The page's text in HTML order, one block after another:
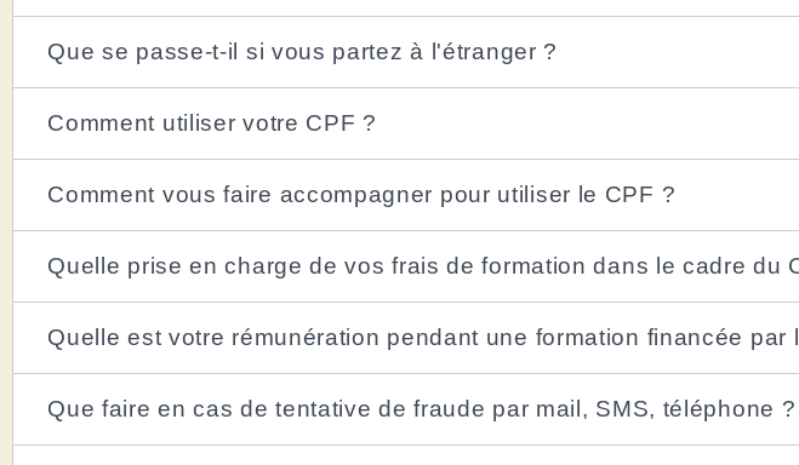
Que se passe-t-il si vous partez à l'étranger ?
Comment utiliser votre CPF ?
Comment vous faire accompagner pour utiliser le CPF ?
Quelle prise en charge de vos frais de formation dans le cadre du
Quelle est votre rémunération pendant une formation financée par
Que faire en cas de tentative de fraude par mail, SMS, téléphone ?